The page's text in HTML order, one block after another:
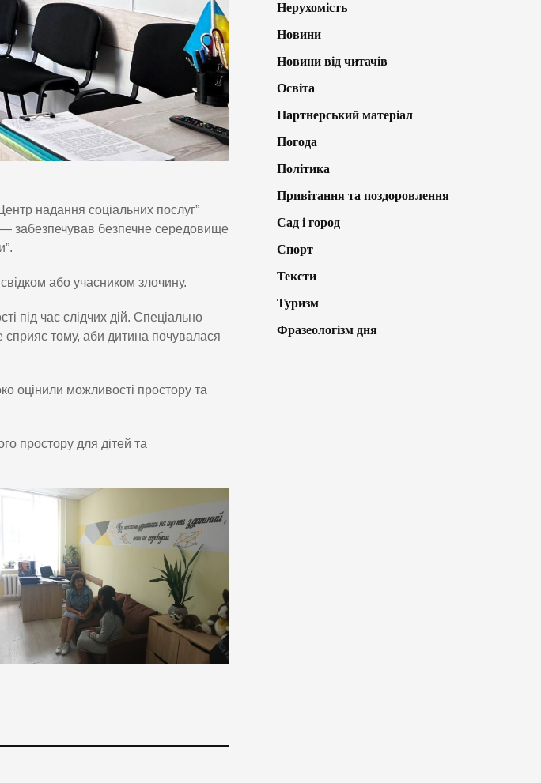
надання соціальних послуг”
забезпечував безпечне середовище
або учасником злочину.
під час слідчих дій. Спеціально
тому, аби дитина почувалася
оцінили можливості простору та
простору для дітей та
Нерухомість
Новини
Новини від читачів
Освіта
Партнерський матеріал
Погода
Політика
Привітання та поздоровлення
Сад і город
Спорт
Тексти
Туризм
Фразеологізм дня